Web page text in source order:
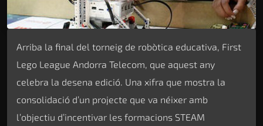
Arriba la final del torneig de robòtica educativa, First
Lego League Andorra Telecom, que aquest any
celebra la desena edició. Una xifra que mostra la
consolidació d’un projecte que va néixer amb
l’objectiu d’incentivar les formacions STEAM